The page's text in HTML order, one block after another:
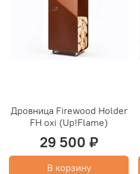
Дровница Firewood Holder
FH oxi (Up!Flame)
29 500 ₽
В корзину